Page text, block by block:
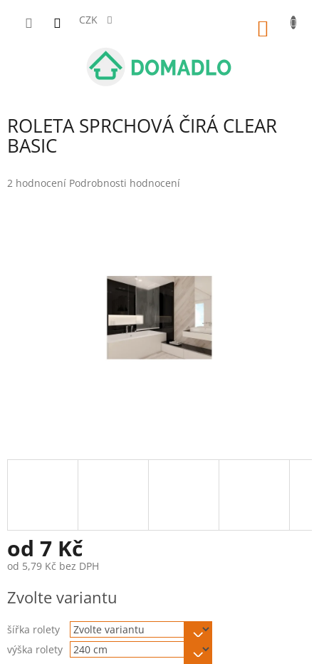
CZK
ROLETA SPRCHOVÁ ČIRÁ CLEAR
BASIC
Průměrné
2 hodnocení Podrobnosti hodnocení
od 7 Kč
od 5,79 Kč bez DPH
cena:
Zvolte variantu
šířka rolety
výška rolety